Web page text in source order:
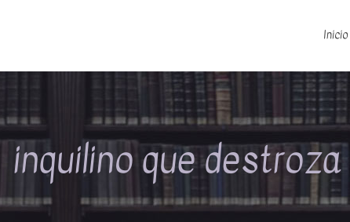
Inicio
inquilino que